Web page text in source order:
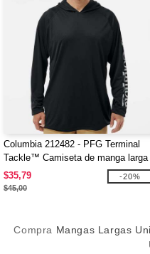
Columbia 212482 - PFG Terminal
Tackle™ Camiseta de manga larga
con capucha
$35,79
$45,00
-20%
Compra Mangas Largas